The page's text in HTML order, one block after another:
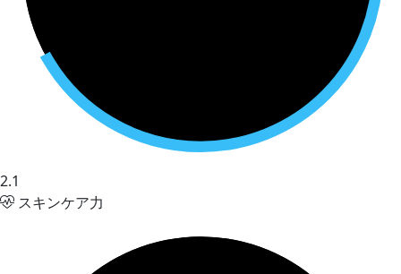
2.1
スキンケア力